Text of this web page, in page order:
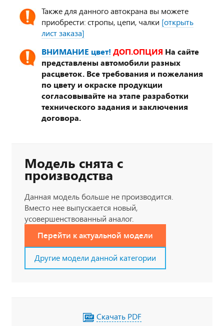
Также для данного автокрана вы можете
приобрести: стропы, цепи, чалки [открыть
лист заказа]
ВНИМАНИЕ цвет! ДОП.ОПЦИЯ На сайте
представлены автомобили разных
расцветок. Все требования и пожелания
по цвету и окраске продукции
согласовывайте на этапе разработки
технического задания и заключения
договора.
Модель снята с
производства
Данная модель больше не производится.
Вместо нее выпускается новый,
усовершенствованный аналог.
Перейти к актуальной модели
Другие модели данной категории
Скачать PDF